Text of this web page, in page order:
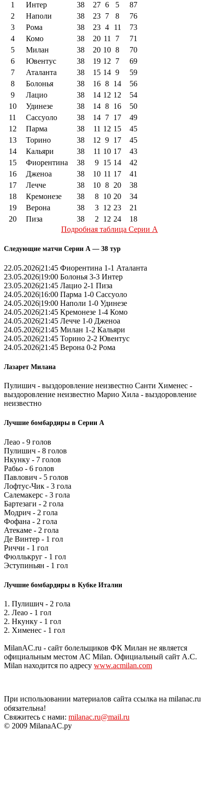
1
Интер 38 27 6 5
87
2
Наполи 38 23 7 8
76
3
Рома 38 23 4 11
73
4
Комо 38 20 11 7
71
5
Милан 38 20 10 8
70
6
Ювентус 38 19 12 7
69
7
Аталанта 38 15 14 9
59
8
Болонья 38 16 8 14
56
9
Лацио 38 14 12 12
54
10
Удинезе 38 14 8 16
50
11
Сассуоло 38 14 7 17
49
12
Парма 38 11 12 15
45
13
Торино 38 12 9 17
45
14
Кальяри 38 11 10 17
43
15
Фиорентина 38 9 15 14
42
16
Дженоа 38 10 11 17
41
17
Лечче 38 10 8 20
38
18
Кремонезе 38 8 10 20
34
19
Верона 38 3 12 23
21
20
Пиза 38 2 12 24
18
Подробная таблица Серии А
Следующие матчи Серии А — 38 тур
22.05.2026|21:45 Фиорентина 1-1 Аталанта
23.05.2026|19:00 Болонья 3-3 Интер
23.05.2026|21:45 Лацио 2-1 Пиза
24.05.2026|16:00 Парма 1-0 Сассуоло
24.05.2026|19:00 Наполи 1-0 Удинезе
24.05.2026|21:45 Кремонезе 1-4 Комо
24.05.2026|21:45 Лечче 1-0 Дженоа
24.05.2026|21:45 Милан 1-2 Кальяри
24.05.2026|21:45 Торино 2-2 Ювентус
24.05.2026|21:45 Верона 0-2 Рома
Лазарет Милана
Пулишич - выздоровление неизвестно Санти Хименес -
выздоровление неизвестно Марио Хила - выздоровление
неизвестно
Лучшие бомбардиры в Серии А
Леао - 9 голов
Пулишич - 8 голов
Нкунку - 7 голов
Рабьо - 6 голов
Павлович - 5 голов
Лофтус-Чик - 3 гола
Салемакерс - 3 гола
Бартезаги - 2 гола
Модрич - 2 гола
Фофана - 2 гола
Атекаме - 2 гола
Де Винтер - 1 гол
Риччи - 1 гол
Фюллькруг - 1 гол
Эступиньян - 1 гол
Лучшие бомбардиры в Кубке Италии
1. Пулишич - 2 гола
2. Леао - 1 гол
2. Нкунку - 1 гол
2. Хименес - 1 гол
MilanAC.ru - сайт болельщиков ФК Милан не является
официальным местом AC Milan. Официальный сайт A.C.
Milan находится по адресу www.acmilan.com
При использовании материалов сайта ссылка на milanac.ru
обязательна!
Свяжитесь с нами: milanac.ru@mail.ru
© 2009 MilanaAC.ру